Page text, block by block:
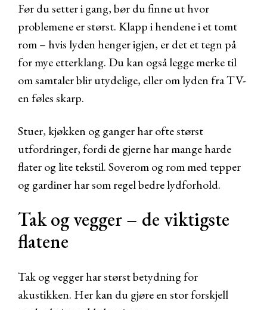
Før du setter i gang, bør du finne ut hvor
problemene er størst. Klapp i hendene i et tomt
rom – hvis lyden henger igjen, er det et tegn på
for mye etterklang. Du kan også legge merke til
om samtaler blir utydelige, eller om lyden fra TV-
en føles skarp.
Stuer, kjøkken og ganger har ofte størst
utfordringer, fordi de gjerne har mange harde
flater og lite tekstil. Soverom og rom med tepper
og gardiner har som regel bedre lydforhold.
Tak og vegger – de viktigste
flatene
Tak og vegger har størst betydning for
akustikken. Her kan du gjøre en stor forskjell